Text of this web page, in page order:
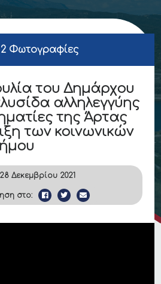
2 Φωτογραφίες
του Δημάρχου
αλληλεγγύης
της Άρτας
των κοινωνικών
28 Δεκεμβρίου 2021
στο: